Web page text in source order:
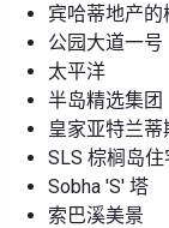
宾哈蒂地产
公园大道一号
太平洋
半岛精选集团
皇家亚特兰蒂
SLS 棕榈岛
Sobha 'S' 塔
索巴溪美景